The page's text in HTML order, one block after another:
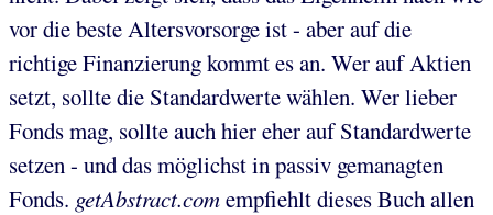
vor die beste Altersvorsorge ist - aber auf die
richtige Finanzierung kommt es an. Wer auf Aktien
setzt, sollte die Standardwerte wählen. Wer lieber
Fonds mag, sollte auch hier eher auf Standardwerte
setzen - und das möglichst in passiv gemanagten
Fonds. getAbstract.comempfiehlt dieses Buch allen